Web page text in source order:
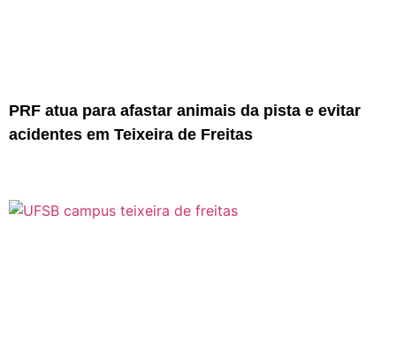
PRF atua para afastar animais da pista e evitar
acidentes em Teixeira de Freitas